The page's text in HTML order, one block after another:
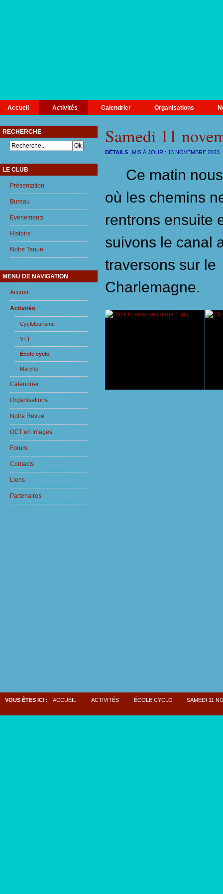
Accueil Activités Calendrier Organisations
Samedi 11
DÉTAILS MIS À JOUR : 13 NOVEMBRE 2023
Ce matin
où les chemins
rentrons ensuite
suivons le canal
traversons sur le
Charlemagne.
RECHERCHE
LE CLUB
Présentation
Bureau
Évènements
Histoire
Notre Tenue
MENU DE NAVIGATION
Accueil
Activités
Cyclotourisme
VTT
École cyclo
Marche
Calendrier
Organisations
Notre Revue
OCT en Images
Forum
Contacts
Liens
Partenaires
VOUS ÊTES ICI : ACCUEIL ACTIVITÉS ÉCOLE CYCLO SAMEDI 11